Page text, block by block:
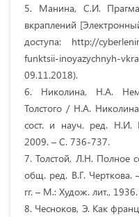
5. Манина, С.И.
вкраплений
доступа: http://
funktsii-
09.11.2018).
6. Николина, Н.А.
Толстого / Н.А.
сост. и науч. ред. Н.И.
2009. – С. 736-737.
7. Толстой, Л.Н. Полное
общ. ред. В.Г. Черткова.
гг. – М.: Худож. лит.,
8. Чесноков, Э. Как